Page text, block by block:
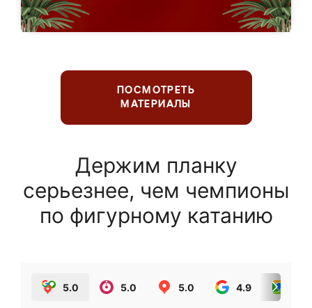
ПОСМОТРЕТЬ
МАТЕРИАЛЫ
Держим планку
серьезнее, чем чемпионы
по фигурному катанию
5.0 5.0 5.0 4.9